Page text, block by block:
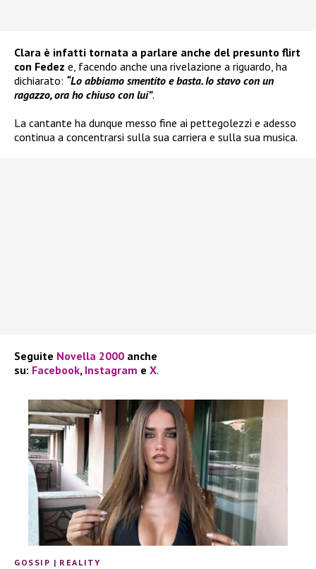
Clara è infatti tornata a parlare anche del presunto flirt
con Fedez e, facendo anche una rivelazione a riguardo, ha
dichiarato: “Lo abbiamo smentito e basta. Io stavo con un
ragazzo, ora ho chiuso con lui”.
La cantante ha dunque messo fine ai pettegolezzi e adesso
continua a concentrarsi sulla sua carriera e sulla sua musica.
Seguite Novella 2000 anche
su: Facebook, Instagram e X.
GOSSIP | REALITY